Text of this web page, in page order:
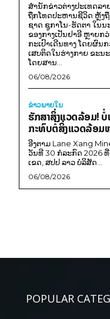
ສຳນັກຂ່າວຕ່າງປະເທດລາ
ຖືກໂທດປະຫານຊີວິດ ຫຼັງ
ຊາດ ຊູກາໂນ-ຮັດຕາ ໃນນ
ຂອງກາງເປັນຢາອີ ຫຼາຍກ
ກະເປົາເດີນທາງ ໂດຍຜົນ
ເສບຕິດໃນຮ່າງກາຍ ຂະ
ໂດຍສານ...
06/08/2026
ຂ່າວພາຍ​ໃນ
ຮັກສາສິ່ງແວດລ້ອມ!
ກະທົບຕໍ່ສິ່ງແວດລ້ອມ
ອີງຕາມ Lane Xang
ວັນທີ 30 ກໍລະກົດ 2026
ເຂດ, ສປປ ລາວ ບໍລິສັດ...
06/08/2026
POPULAR